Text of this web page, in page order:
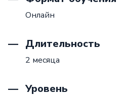
Онлайн
Длительность
2 месяца
Уровень